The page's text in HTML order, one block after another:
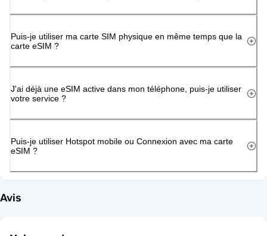
Puis-je utiliser ma carte SIM physique en même temps que la
carte eSIM ?
J'ai déjà une eSIM active dans mon téléphone, puis-je utiliser
votre service ?
Puis-je utiliser Hotspot mobile ou Connexion avec ma carte
eSIM ?
Avis